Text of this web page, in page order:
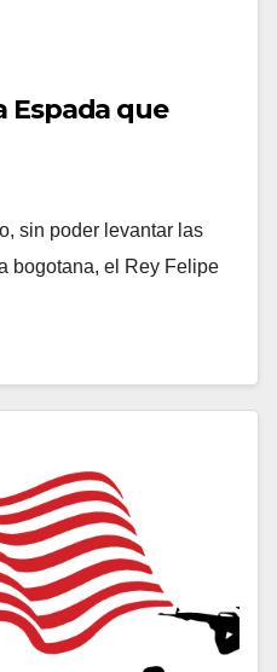
Espada que
sin poder levantar las
bogotana, el Rey Felipe